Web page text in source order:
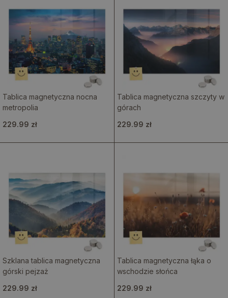
Tablica magnetyczna nocna
metropolia
229.99 zł
Tablica magnetyczna szczyty w
górach
229.99 zł
Szklana tablica magnetyczna
górski pejzaż
229.99 zł
Tablica magnetyczna łąka o
wschodzie słońca
229.99 zł